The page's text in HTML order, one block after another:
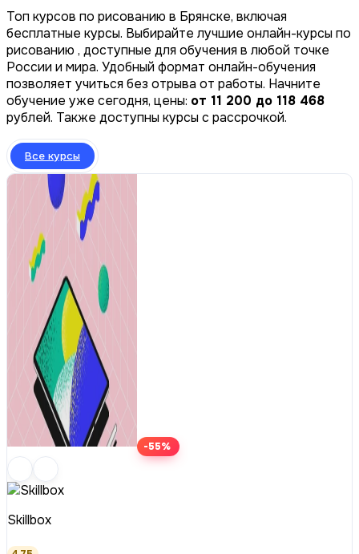
Топ курсов по рисованию в Брянске, включая
бесплатные курсы. Выбирайте лучшие онлайн-курсы по
рисованию , доступные для обучения в любой точке
России и мира. Удобный формат онлайн-обучения
позволяет учиться без отрыва от работы. Начните
обучение уже сегодня, цены: от 11 200 до 118 468
рублей. Также доступны курсы с рассрочкой.
Все курсы
-55%
Skillbox